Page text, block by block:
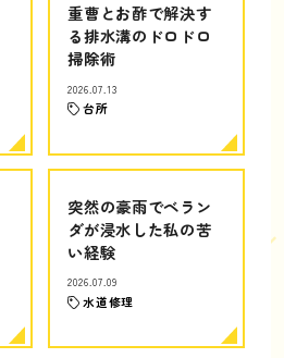
重曹とお酢で解決す
る排水溝のドロドロ
掃除術
2026.07.13
台所
突然の豪雨でベラン
ダが浸水した私の苦
い経験
2026.07.09
水道修理